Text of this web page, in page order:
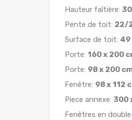
Hauteur faîtière:
Pente de toit: 22/
Surface de toit: 49
Porte: 160 x 200
Porte: 98 x 200
Fenêtre: 98 x 112
Piece annexe: 300
Fenêtres en